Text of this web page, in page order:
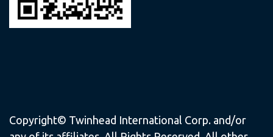
Copyright© Twinhead International Corp. and/or